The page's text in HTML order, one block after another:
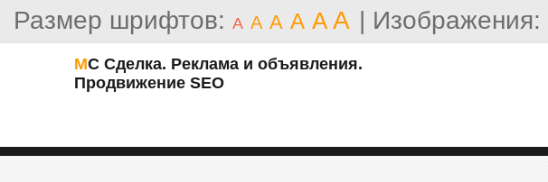
Размер шрифтов: A A A A A A | Изображения:
МС Сделка. Реклама и объявления.
Продвижение SEO